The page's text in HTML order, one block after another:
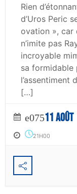
Rien
d’Uros Peric
ovation », car
n’imite pas
incroyable
sa formidable
l’assentiment
[…]
11 AOÛT
21H00